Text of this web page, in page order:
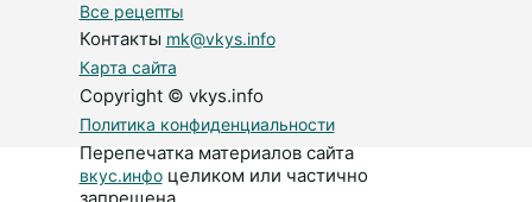
Все рецепты
Контакты mk@vkys.info
Карта сайта
Copyright © vkys.info
Политика конфиденциальности
Перепечатка материалов сайта
вкус.инфоцеликом или частично